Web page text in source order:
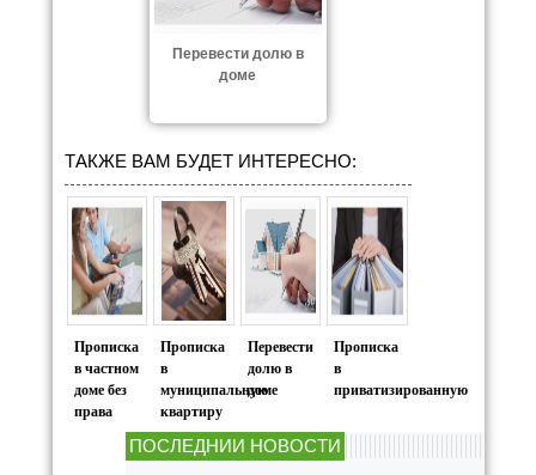
Перевести долю в
доме
ТАКЖЕ ВАМ БУДЕТ ИНТЕРЕСНО:
Прописка
в частном
доме без
права
Прописка
в
муниципальную
квартиру
Перевести
долю в
доме
Прописка
в
приватизированную
ПОСЛЕДНИИ НОВОСТИ